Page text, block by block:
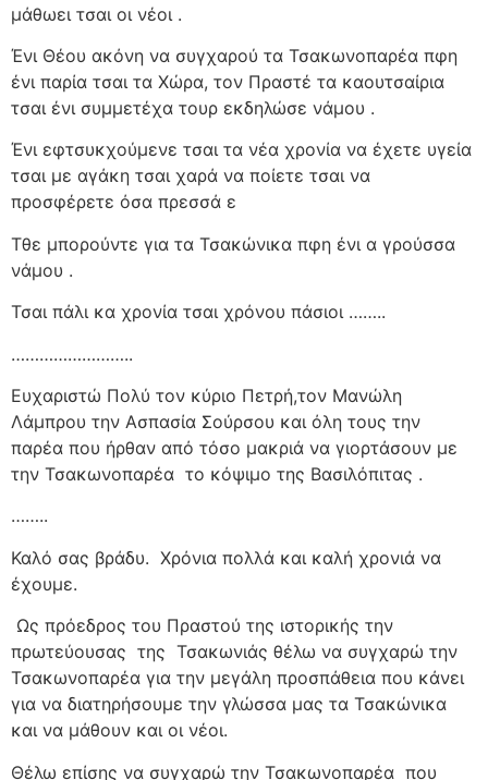
μάθωει τσαι οι νέοι .
Ένι Θέου ακόνη να συγχαρού τα Τσακωνοπαρέα πφη
ένι παρία τσαι τα Χώρα, τον Πραστέ τα καουτσαίρια
τσαι ένι συμμετέχα τουρ εκδηλώσε νάμου .
Ένι εφτσυκχούμενε τσαι τα νέα χρονία να έχετε υγεία
τσαι με αγάκη τσαι χαρά να ποίετε τσαι να
προσφέρετε όσα πρεσσά ε
Τθε μπορούντε για τα Τσακώνικα πφη ένι α γρούσσα
νάμου .
Τσαι πάλι κα χρονία τσαι χρόνου πάσιοι ……..
……………………..
Ευχαριστώ Πολύ τον κύριο Πετρή,τον Μανώλη
Λάμπρου την Ασπασία Σούρσου και όλη τους την
παρέα που ήρθαν από τόσο μακριά να γιορτάσουν με
την Τσακωνοπαρέα το κόψιμο της Βασιλόπιτας .
……..
Καλό σας βράδυ. Χρόνια πολλά και καλή χρονιά να
έχουμε.
Ως πρόεδρος του Πραστού της ιστορικής την
πρωτεύουσας της Τσακωνιάς θέλω να συγχαρώ την
Τσακωνοπαρέα για την μεγάλη προσπάθεια που κάνει
για να διατηρήσουμε την γλώσσα μας τα Τσακώνικα
και να μάθουν και οι νέοι.
Θέλω επίσης να συγχαρώ την Τσακωνοπαρέα που